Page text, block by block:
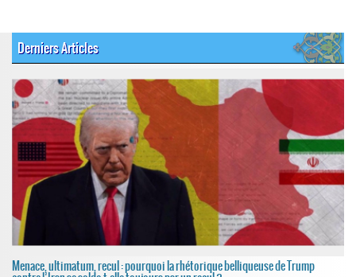
Derniers Articles
Menace, ultimatum, recul : pourquoi la rhétorique belliqueuse de Trump